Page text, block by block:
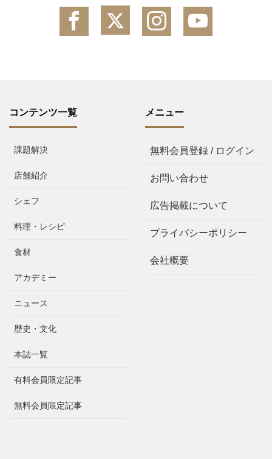
コンテンツ一覧
課題解決
店舗紹介
シェフ
料理・レシピ
食材
アカデミー
ニュース
歴史・文化
本誌一覧
有料会員限定記事
無料会員限定記事
メニュー
無料会員登録 / ログイン
お問い合わせ
広告掲載について
プライバシーポリシー
会社概要